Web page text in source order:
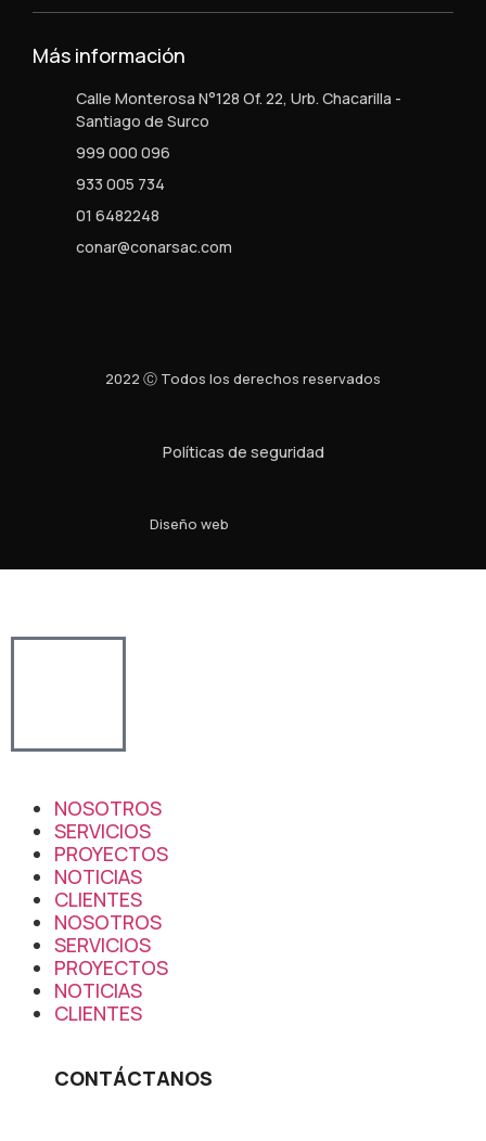
Más información
Calle Monterosa N°128 Of. 22, Urb. Chacarilla -
Santiago de Surco
999 000 096
933 005 734
01 6482248
conar@conarsac.com
2022 Ⓒ Todos los derechos reservados
Políticas de seguridad
Diseño web
NOSOTROS
SERVICIOS
PROYECTOS
NOTICIAS
CLIENTES
NOSOTROS
SERVICIOS
PROYECTOS
NOTICIAS
CLIENTES
CONTÁCTANOS